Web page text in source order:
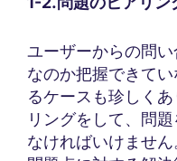
ユーザーからの問
なのか把握できて
るケースも珍しく
リングをして、問
なければいけませ